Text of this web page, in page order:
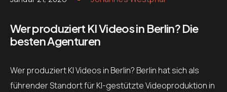
Wer produziert KI Videos in Berlin? Die
besten Agenturen
Wer produziert KI Videos in Berlin? Berlin hat sich als
führender Standort für KI-gestützte Videoproduktion in